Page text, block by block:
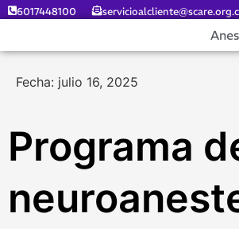
6017448100
Fecha: julio 16, 2025
Programa